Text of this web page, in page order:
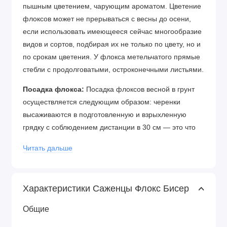
пышным цветением, чарующим ароматом. Цветение
флоксов может не прерываться с весны до осени,
если использовать имеющееся сейчас многообразие
видов и сортов, подбирая их не только по цвету, но и
по срокам цветения. У флокса метельчатого прямые
стебли с продолговатыми, остроконечными листьями.
Посадка флокса: Посадка флоксов весной в грунт
осуществляется следующим образом: черенки
высаживаются в подготовленную и взрыхленную
грядку с соблюдением дистанции в 30 см — это что
необходимо высаживать на расстоянии 50-60 см друг
обильно поливать растения, чтобы они быстрее
Читать дальше
Характеристики Саженцы Флокс Бисер
Общие